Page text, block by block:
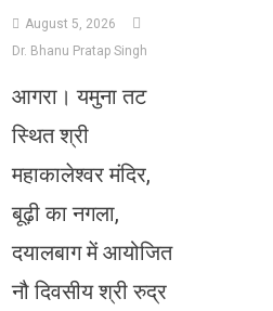
August 5, 2026
Dr. Bhanu Pratap Singh
आगरा। यमुना तट
स्थित श्री
महाकालेश्वर मंदिर,
बूढ़ी का नगला,
दयालबाग में आयोजित
नौ दिवसीय श्री रुद्र